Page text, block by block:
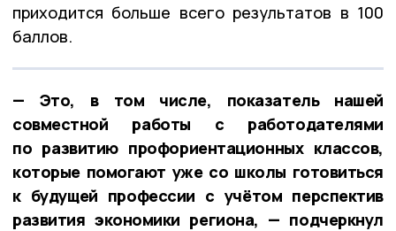
приходится больше всего результатов в 100
баллов.
— Это, в том числе, показатель нашей
совместной работы с работодателями
по развитию профориентационных классов,
которые помогают уже со школы готовиться
к будущей профессии с учётом перспектив
развития экономики региона, — подчеркнул